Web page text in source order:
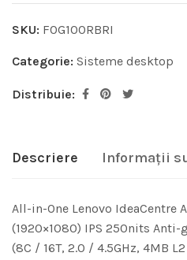
SKU: F0G100RBRI
Categorie: Sisteme desktop
Distribuie:
Descriere Informații
All-in-One Lenovo IdeaCentre
(1920×1080) IPS 250nits Anti-
(8C / 16T, 2.0 / 4.5GHz, 4MB